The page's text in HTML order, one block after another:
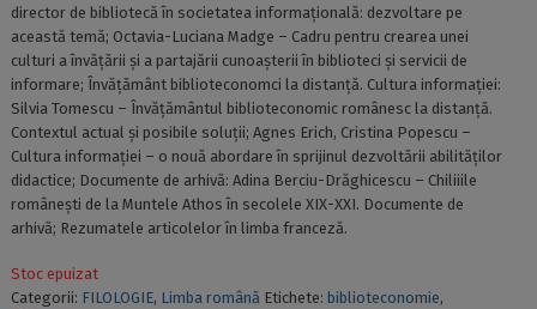
director de bibliotecă în societatea informațională: dezvoltare pe
această temă; Octavia-Luciana Madge – Cadru pentru crearea unei
culturi a învățării și a partajării cunoașterii în biblioteci și servicii de
informare; Învățământ biblioteconomci la distanță. Cultura informației:
Silvia Tomescu – Învățământul biblioteconomic românesc la distanță.
Contextul actual și posibile soluții; Agnes Erich, Cristina Popescu –
Cultura informației – o nouă abordare în sprijinul dezvoltării abilităților
didactice; Documente de arhivă: Adina Berciu-Drăghicescu – Chiliiile
românești de la Muntele Athos în secolele XIX-XXI. Documente de
arhivă; Rezumatele articolelor în limba franceză.
Stoc epuizat
Categorii: FILOLOGIE, Limba română Etichete: biblioteconomie,